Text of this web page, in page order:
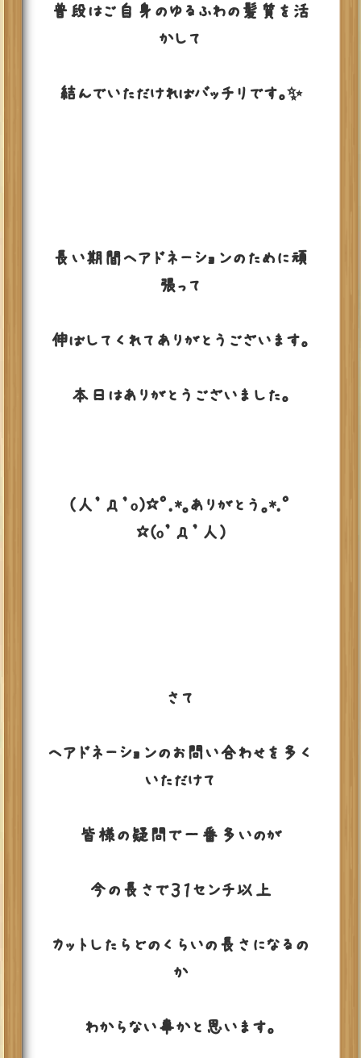
普段はご自身のゆるふわの髪質を活
かして
結んでいただければバッチリです。✨
長い期間ヘアドネーションのために頑
張って
伸ばしてくれてありがとうございます。
本日はありがとうございました。
(人’д’o)☆ﾟ.*｡ありがとう｡*.ﾟ
☆(o’д’人)
さて
ヘアドネーションのお問い合わせを多く
いただけて
皆様の疑問で一番多いのが
今の長さで３１センチ以上
カットしたらどのくらいの長さになるの
か
わからない事かと思います。